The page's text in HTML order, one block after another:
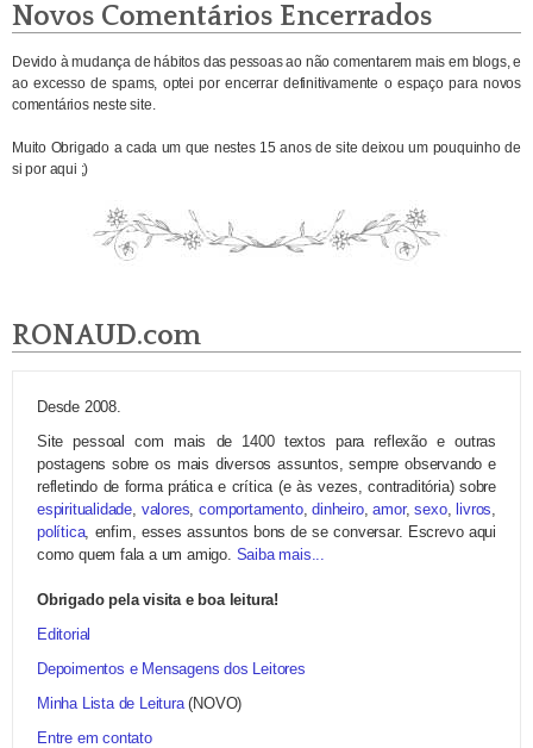
Novos Comentários Encerrados
Devido à mudança de hábitos das pessoas ao não comentarem mais em blogs, e
ao excesso de spams, optei por encerrar definitivamente o espaço para novos
comentários neste site.
Muito Obrigado a cada um que nestes 15 anos de site deixou um pouquinho de
si por aqui ;)
RONAUD.com
Desde 2008.
Site pessoal com mais de 1400 textos para reflexão e outras
postagens sobre os mais diversos assuntos, sempre observando e
refletindo de forma prática e crítica (e às vezes, contraditória) sobre
espiritualidade, valores,comportamento,dinheiro,amor,sexo, livros,
política, enfim, esses assuntos bons de se conversar. Escrevo aqui
como quem fala a um amigo. Saiba mais...
Obrigado pela visita e boa leitura!
Editorial
Depoimentos e Mensagens dos Leitores
Minha Lista de Leitura(NOVO)
Entre em contato